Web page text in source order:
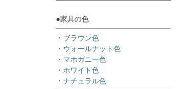
●家具の色
・ブラウン色
・ウォールナット色
・マホガニー色
・ホワイト色
・ナチュラル色